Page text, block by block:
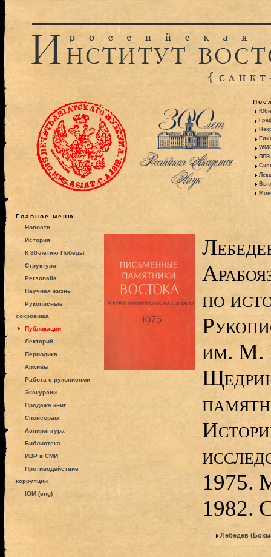
ППВ
Главное меню
Новости
История
К 80-летию Победы
Структура
Personalia
Научная жизнь
Рукописные
сокровища
Публикации
Лекторий
Периодика
Архивы
Работа с рукописями
Экскурсии
Продажа книг
Спонсорам
Аспирантура
Библиотека
ИВР в СМИ
Противодействие
коррупции
IOM (eng)
по
им. М.
1975.
1982.
Лебедев